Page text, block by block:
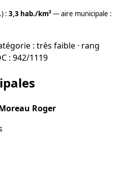
: 3,3 hab./km²— aire municipale :
: très faible · rang
: 942/1119
Roger